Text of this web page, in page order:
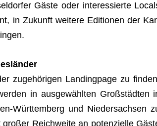
Gäste oder inter­es­sierte
in Zukunft wei­tere Edi­tio­nen der
zuge­hö­ri­gen Landing­page zu
in aus­ge­wähl­ten Groß­städ­ten
Würt­tem­berg und Nie­der­sach­sen
Reich­weite an poten­zi­elle